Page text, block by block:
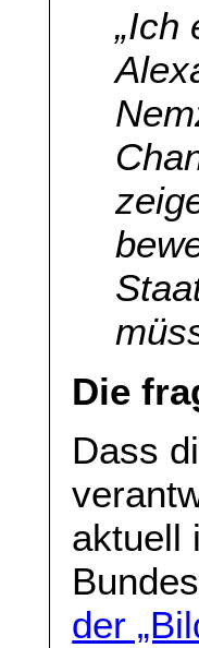
„Ich
Die
Dass
aktuell
der